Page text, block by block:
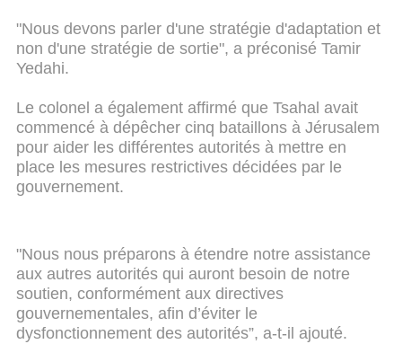
"Nous devons parler d'une stratégie d'adaptation et
non d'une stratégie de sortie", a préconisé Tamir
Yedahi.
Le colonel a également affirmé que Tsahal avait
commencé à dépêcher cinq bataillons à Jérusalem
pour aider les différentes autorités à mettre en
place les mesures restrictives décidées par le
gouvernement.
"Nous nous préparons à étendre notre assistance
aux autres autorités qui auront besoin de notre
soutien, conformément aux directives
gouvernementales, afin d’éviter le
dysfonctionnement des autorités”, a-t-il ajouté.